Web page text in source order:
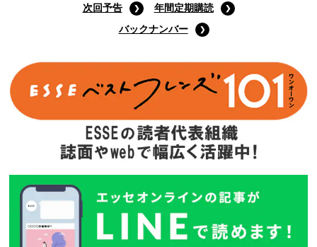
次回予告
年間定期購読
バックナンバー